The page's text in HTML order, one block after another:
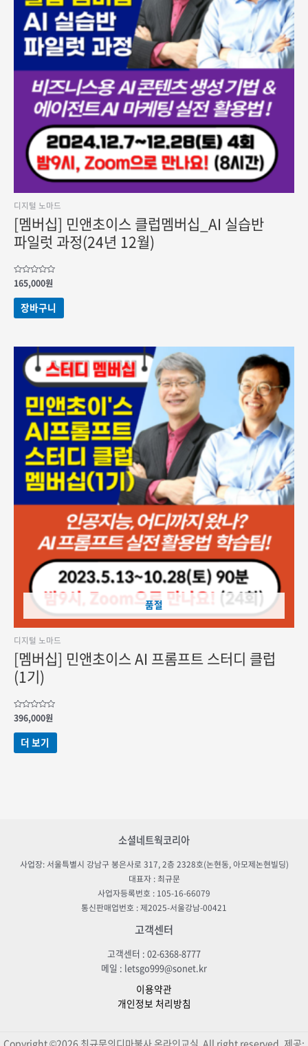
디지털 노마드
[멤버십] 민앤초이스 클럽멤버십_AI 실습반
파일럿 과정(24년 12월)
5
중에서
0
로
평가됨
165,000원
장바구니
품절
디지털 노마드
[멤버십] 민앤초이스 AI 프롬프트 스터디 클럽
(1기)
5
중에서
0
로
평가됨
396,000원
더 보기
소셜네트웍코리아
사업장: 서울특별시 강남구 봉은사로 317, 2층 2328호(논현동, 아모제논현빌딩)
대표자 : 최규문
사업자등록번호 : 105-16-66079
통신판매업번호 : 제2025-서울강남-00421
고객센터
고객센터 : 02-6368-8777
메일 : letsgo999@sonet.kr
이용약관
개인정보 처리방침
Copyright ©2026 최규문의디마불사 온라인교실 All right reserved. 제공: